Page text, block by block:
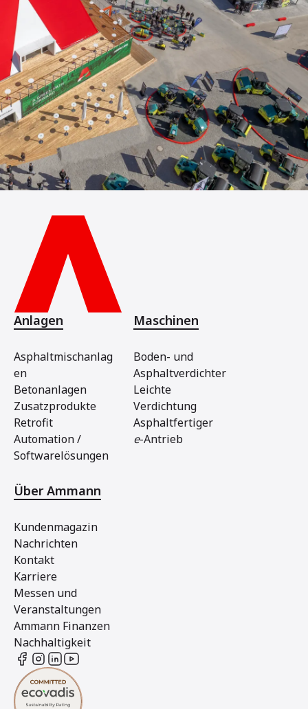
Anlagen
Asphaltmischanlag
en
Betonanlagen
Zusatzprodukte
Retrofit
Automation /
Softwarelösungen
Maschinen
Boden- und
Asphaltverdichter
Leichte
Verdichtung
Asphaltfertiger
e-Antrieb
Über Ammann
Kundenmagazin
Nachrichten
Kontakt
Karriere
Messen und
Veranstaltungen
Ammann Finanzen
Nachhaltigkeit